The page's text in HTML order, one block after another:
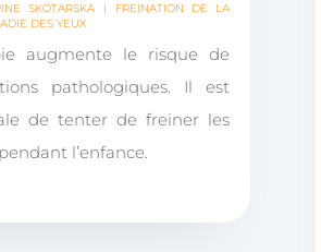
SKOTARSKA |
FREINATION DE LA
DES YEUX
augmente le risque de
pathologiques. Il est
de tenter de freiner les
l’enfance.